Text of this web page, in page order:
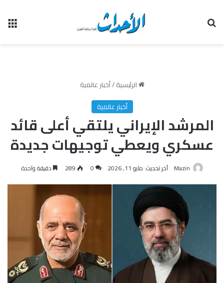
الرئيسية/أخبار عالمية
أخبار عالمية
المرشد الإيراني يلتقي أعلى قائد
عسكري ويعطي توجيهات جديدة
Mazin آخر تحديث: مايو 11, 2026 0
289 دقيقة واحدة